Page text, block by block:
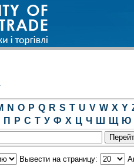
N O P Q R S T U V W X Y
П Р С Т У Ф Х Ц Ч Ш Щ Ю
Вывести на страницу: